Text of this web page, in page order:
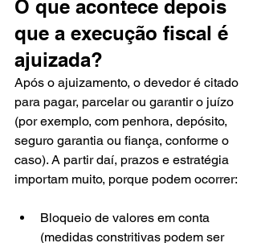
O que acontece depois
que a execução fiscal é
ajuizada?
Após o ajuizamento, o devedor é citado
para pagar, parcelar ou garantir o juízo
(por exemplo, com penhora, depósito,
seguro garantia ou fiança, conforme o
caso). A partir daí, prazos e estratégia
importam muito, porque podem ocorrer:
Bloqueio de valores em conta
(medidas constritivas podem ser